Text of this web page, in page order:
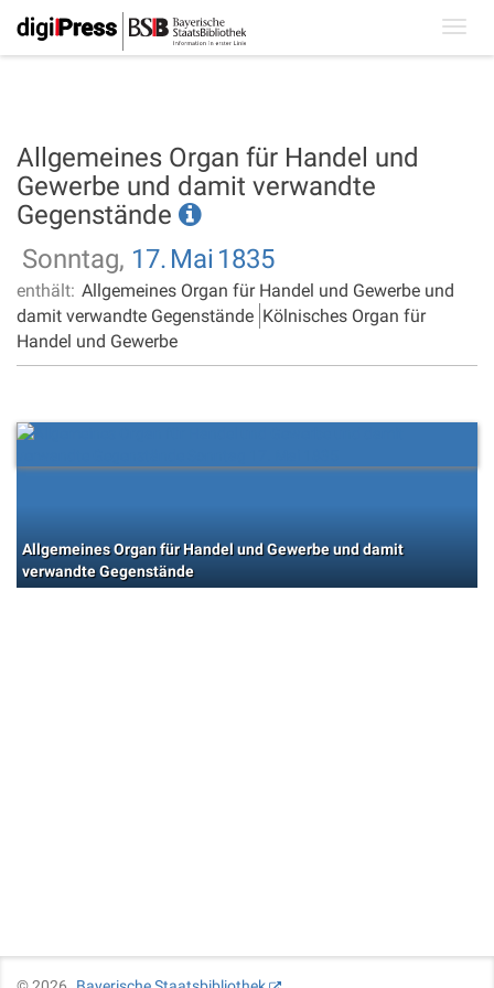
Allgemeines Organ für Handel und
Gewerbe und damit verwandte
Gegenstände
Sonntag, 17. Mai 1835
enthält: Allgemeines Organ für Handel und Gewerbe und
damit verwandte Gegenstände Kölnisches Organ für
Handel und Gewerbe
Allgemeines Organ für Handel und Gewerbe und damit
verwandte Gegenstände